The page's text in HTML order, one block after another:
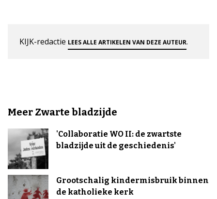
KIJK-redactie LEES ALLE ARTIKELEN VAN DEZE AUTEUR.
Meer Zwarte bladzijde
'Collaboratie WO II: de zwartste
bladzijde uit de geschiedenis'
Grootschalig kindermisbruik binnen
de katholieke kerk